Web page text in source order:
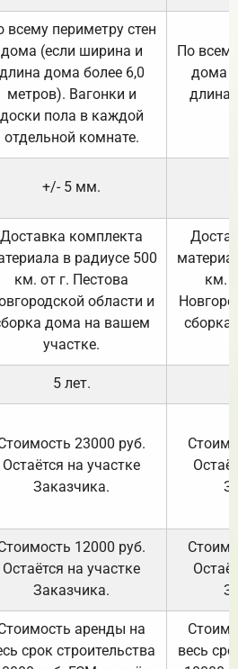
всему периметру стен
дома (если ширина и
длина дома более 6,0
метров). Вагонки и
доски пола в каждой
отдельной комнате.
По
дома
длина
+/- 5 мм.
Доставка комплекта
в радиусе 500
км. от г. Пестова
области и
дома на вашем
участке.
км.
5 лет.
23000 руб.
Остаётся на участке
Заказчика.
12000 руб.
Остаётся на участке
Заказчика.
аренды на
срок строительства
весь